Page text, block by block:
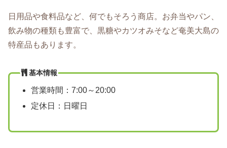
日用品や食料品など、何でもそろう商店。お弁当やパン、
飲み物の種類も豊富で、黒糖やカツオみそなど奄美大島の
特産品もあります。
基本情報
営業時間：7:00～20:00
定休日：日曜日